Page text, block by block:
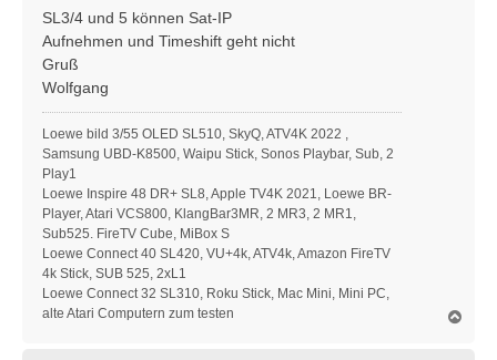
i
r
a
g
SL3/4 und 5 können Sat-IP
Aufnehmen und Timeshift geht nicht
Gruß
Wolfgang
Loewe bild 3/55 OLED SL510, SkyQ, ATV4K 2022 ,
Samsung UBD-K8500, Waipu Stick, Sonos Playbar, Sub, 2
Play1
Loewe Inspire 48 DR+ SL8, Apple TV4K 2021, Loewe BR-
Player, Atari VCS800, KlangBar3MR, 2 MR3, 2 MR1,
Sub525. FireTV Cube, MiBox S
Loewe Connect 40 SL420, VU+4k, ATV4k, Amazon FireTV
4k Stick, SUB 525, 2xL1
Loewe Connect 32 SL310, Roku Stick, Mac Mini, Mini PC,
alte Atari Computern zum testen